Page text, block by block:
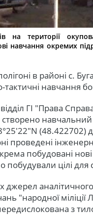
на території
навчання окремих
в районі с.
навчання
ГІ "Права
створено
(48.422702)
проведені
побудовані
цілі для
джерел
"народної
з